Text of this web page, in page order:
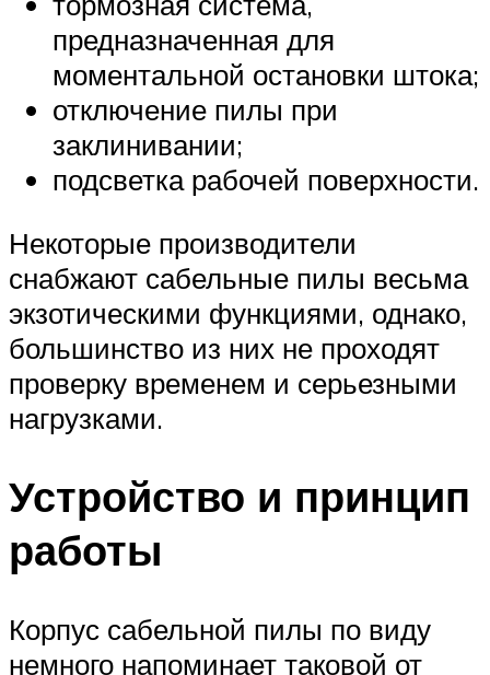
предназначенная для
моментальной остановки штока;
отключение пилы при
заклинивании;
подсветка рабочей поверхности.
Некоторые производители
снабжают сабельные пилы весьма
экзотическими функциями, однако,
большинство из них не проходят
проверку временем и серьезными
нагрузками.
Устройство и принцип
работы
Корпус сабельной пилы по виду
немного напоминает таковой от